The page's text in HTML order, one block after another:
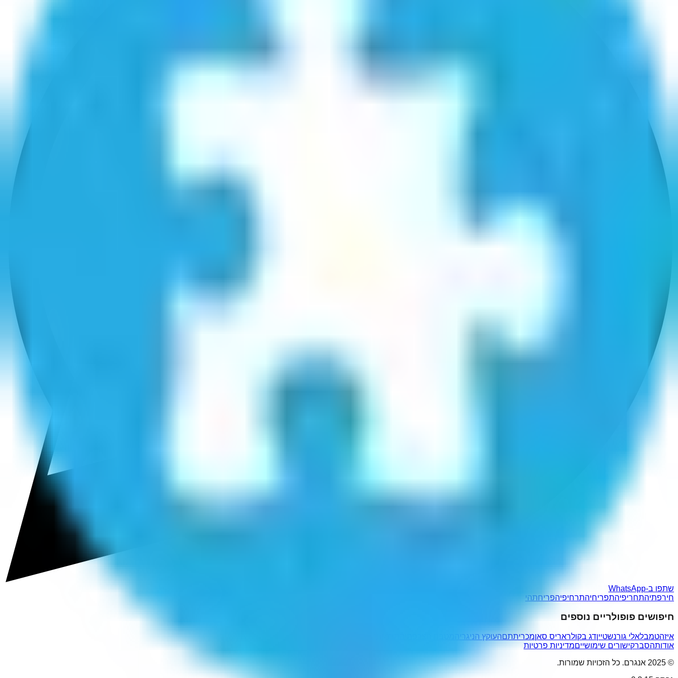
שתפו ב-WhatsApp
חירפתיהתחריפיהתפריחיהתרחיפיהפריחתהי
חיפושים פופולריים נוספים
איזהטמבלאלי גורנשטייןדג בקולראריס סאןמכריתתםהעוקץ הניגרי
אודותהסברקישורים שימושייםמדיניות פרטיות
© 2025 אנגרם. כל הזכויות שמורות.